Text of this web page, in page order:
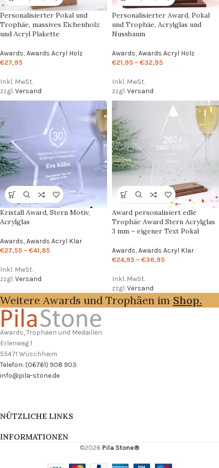
Personalisierter Pokal und
Trophäe, massives Eichenholz
und Acryl Plakette
Awards,Awards Acryl Holz
€27,95
Inkl. MwSt.
zzgl.Versand
Personalisierter Award, Pokal
und Trophäe, Acrylglas und
Nussbaum
Awards,Awards Acryl Holz
€21,95 – €32,95
Inkl. MwSt.
zzgl.Versand
Kristall Award, Stern Motiv,
Acrylglas
Awards,Awards Acryl Klar
€27,55 – €41,85
Inkl. MwSt.
zzgl.Versand
Award personalisiert edle
Trophäe Award Stern Acrylglas
3 mm – eigener Text Pokal
Awards,Awards Acryl Klar
€24,95 – €36,95
Inkl. MwSt.
zzgl.Versand
Weitere Awards und Trophäen im Shop.
Awards, Trophäen und Medaillen
Erlenweg 1
55471 Wüschheim
Telefon: (06761) 908 903
info@pila-stone.de
NÜTZLICHE LINKS
INFORMATIONEN
©2026 Pila Stone®